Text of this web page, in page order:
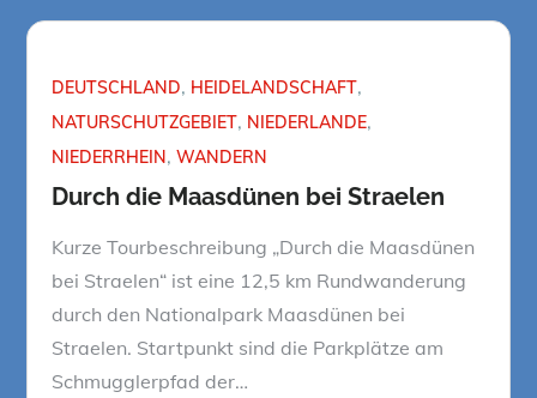
DEUTSCHLAND HEIDELANDSCHAFT
NATURSCHUTZGEBIET NIEDERLANDE
NIEDERRHEIN WANDERN
Durch die Maasdünen bei Straelen
Kurze Tourbeschreibung „Durch die Maasdünen
bei Straelen“ ist eine 12,5 km Rundwanderung
durch den Nationalpark Maasdünen bei
Straelen. Startpunkt sind die Parkplätze am
Schmugglerpfad der…